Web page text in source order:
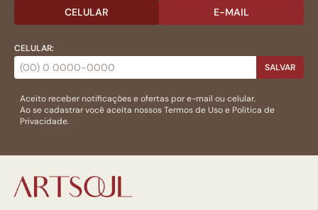
CELULAR E-MAIL
CELULAR:
SALVAR
Aceito receber notificações e ofertas por e-mail ou celular.
Ao se cadastrar você aceita nossosTermos de Usoe Politica de
Privacidade.